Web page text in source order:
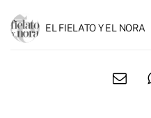
EL FIELATO Y EL NORA